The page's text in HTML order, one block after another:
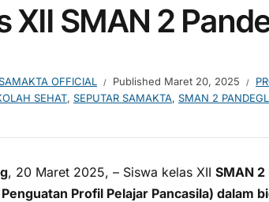
XII SMAN 2
OFFICIAL Published Maret 20, 2025
SEHAT, SEPUTAR SAMAKTA, SMAN 2
, 20 Maret 2025, – Siswa kelas XII SMAN 2
Penguatan Profil Pelajar Pancasila) dalam